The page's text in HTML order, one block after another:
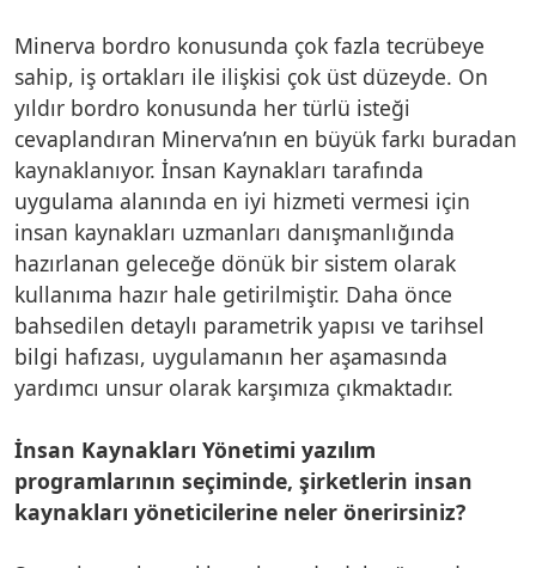
Minerva bordro konusunda çok fazla tecrübeye
sahip, iş ortakları ile ilişkisi çok üst düzeyde. On
yıldır bordro konusunda her türlü isteği
cevaplandıran Minerva’nın en büyük farkı buradan
kaynaklanıyor. İnsan Kaynakları tarafında
uygulama alanında en iyi hizmeti vermesi için
insan kaynakları uzmanları danışmanlığında
hazırlanan geleceğe dönük bir sistem olarak
kullanıma hazır hale getirilmiştir. Daha önce
bahsedilen detaylı parametrik yapısı ve tarihsel
bilgi hafızası, uygulamanın her aşamasında
yardımcı unsur olarak karşımıza çıkmaktadır.
İnsan Kaynakları Yönetimi yazılım
programlarının seçiminde, şirketlerin insan
kaynakları yöneticilerine neler önerirsiniz?